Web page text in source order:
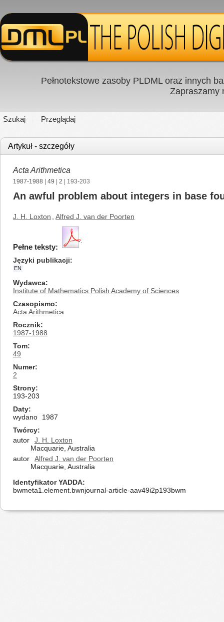
Pełnotekstowe zasoby PLDML oraz innych
Zapraszamy
Szukaj Przeglądaj
Artykuł - szczegóły
Acta Arithmetica
1987-1988 49 2 | 193-203
An awful problem about integers in base
J. H. Loxton Alfred J. van der Poorten
Pełne teksty:
Języki publikacji
EN
Wydawca
Institute of Mathematics Polish Academy of Sciences
Czasopismo
Acta Arithmetica
Rocznik
1987-1988
Tom
49
Numer
2
Strony
193-203
Daty
wydano
1987
Twórcy
autor
J. H. Loxton
Macquarie, Australia
autor
Alfred J. van der Poorten
Macquarie, Australia
Identyfikator YADDA
bwmeta1.element.bwnjournal-article-aav49i2p193bwm